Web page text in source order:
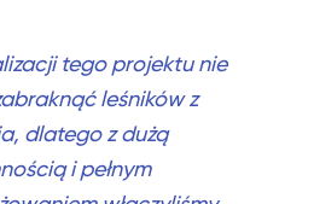
tego projektu nie
leśników z
dlatego z dużą
i pełnym